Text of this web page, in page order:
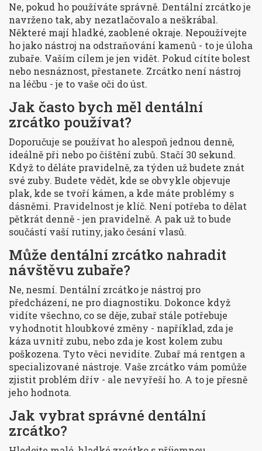
Ne, pokud ho používáte správně. Dentální zrcátko je
navrženo tak, aby nezatlačovalo a neškrábal.
Některé mají hladké, zaoblené okraje. Nepoužívejte
ho jako nástroj na odstraňování kamenů - to je úloha
zubaře. Vaším cílem je jen vidět. Pokud cítíte bolest
nebo nesnáznost, přestanete. Zrcátko není nástroj
na léčbu - je to vaše oči do úst.
Jak často bych měl dentální
zrcátko používat?
Doporučuje se používat ho alespoň jednou denně,
ideálně při nebo po čištění zubů. Stačí 30 sekund.
Když to děláte pravidelně, za týden už budete znát
své zuby. Budete vědět, kde se obvykle objevuje
plak, kde se tvoří kámen, a kde máte problémy s
dásněmi. Pravidelnost je klíč. Není potřeba to dělat
pětkrát denně - jen pravidelně. A pak už to bude
součástí vaší rutiny, jako česání vlasů.
Může dentální zrcátko nahradit
návštěvu zubaře?
Ne, nesmí. Dentální zrcátko je nástroj pro
předcházení, ne pro diagnostiku. Dokonce když
vidíte všechno, co se děje, zubař stále potřebuje
vyhodnotit hloubkové změny - například, zda je
káza uvnitř zubu, nebo zda je kost kolem zubu
poškozena. Tyto věci nevidíte. Zubař má rentgen a
specializované nástroje. Vaše zrcátko vám pomůže
zjistit problém dřív - ale nevyřeší ho. A to je přesně
jeho hodnota.
Jak vybrat správné dentální
zrcátko?